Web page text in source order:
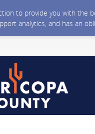
to provide you with
analytics, and has an